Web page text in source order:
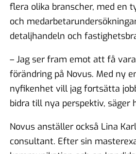
flera olika branscher, med en
och
detaljhandeln och
– Jag ser fram emot att få
förändring på Novus. Med ny
nyfikenhet vill jag fortsätta
bidra till nya perspektiv, säger
Novus anställer också Lina
consultant. Efter sin